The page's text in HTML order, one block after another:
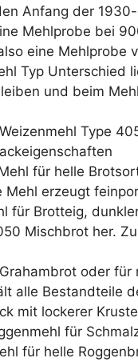
Anfang der
Mehlprobe bei
eine Mehlprobe
Typ Unterschied
und beim
Type
für helle
Mehl erzeugt
für Brotteig,
Mischbrot her.
oder für
alle Bestandteile
mit lockerer
für
für helle